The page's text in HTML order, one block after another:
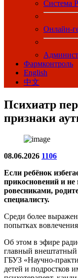
Система
Онлайн-
Фармконтроль
English
中文
Психиатр
признаки
08.06.2026 1106
Если ребёнок
прикосновений и
ровесниками,
специалисту.
Среди более
попытках
Об этом в эфире
главный внештатный
ГБУЗ «Научно-
детей и подростков